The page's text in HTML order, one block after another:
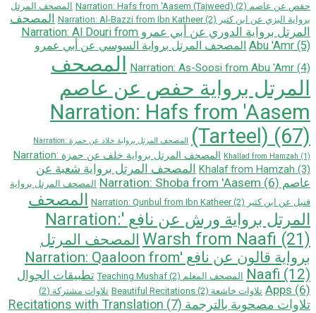
حفص عن عاصم Narration: Hafs from 'Aasem (Tajweed) (2)
المصحف المرتل
برواية البزي عن ابن كثير Narration: Al-Bazzi from Ibn Katheer (2)
المصحف
المرتل برواية الدوري عن أبي عمرو Narration: Al Douri from
Abu 'Amr (5)
المصحف المرتل برواية السوسي عن أبي عمرو
Narration: As-Soosi from Abu 'Amr (4)
المصحف
المرتل برواية حفص عن عاصم
Narration: Hafs from 'Aasem
(Tarteel) (67)
المصحف المرتل برواية خلاد عن حمزة Narration:
Khallad from Hamzah (1)
المصحف المرتل برواية خلف عن حمزة Narration:
Khalaf from Hamzah (3)
المصحف المرتل برواية شعبة عن
عاصم Narration: Shoba from 'Aasem (6)
المصحف المرتل برواية
قنبل عن ابن كثير Narration: Qunbul from Ibn Katheer (2)
المصحف
المرتل برواية ورش عن نافع 'Narration:
Warsh from Naafi (21)
المصحف المرتل
بروایة قالون عن نافع 'Narration: Qaaloon from
Naafi (12) المصحف المعلم Teaching Mushaf (2)
تطبيقات الجوال
Apps (6) تلاوات خاشعة Beautiful Recitations (2) تلاوات مشتركة (2)
تلاوات مصحوبة بالترجمة Recitations with Translation (7)